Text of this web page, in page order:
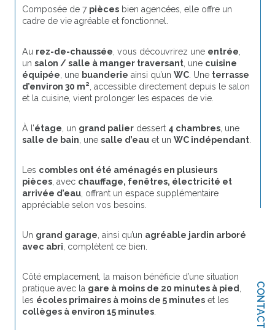
CONTACT
Composée de 7 pièces bien agencées, elle offre un
cadre de vie agréable et fonctionnel.
Au rez-de-chaussée , vous découvrirez une entrée
un salon / salle à manger traversant , une cuisine
équipée , une buanderie ainsi qu’un WC . Une terrasse
d’environ 30 m² , accessible directement depuis le salon
et la cuisine, vient prolonger les espaces de vie.
À l’étage , un grand palier dessert 4 chambres , une
salle de bain , une salle d’eau et un WC indépendant
Les combles ont été aménagés en plusieurs
pièces , avec chauffage, fenêtres, électricité et
arrivée d’eau , offrant un espace supplémentaire
appréciable selon vos besoins.
Un grand garage , ainsi qu’un agréable jardin arboré
avec abri , complètent ce bien.
Côté emplacement, la maison bénéficie d’une situation
pratique avec la gare à moins de 20 minutes à pied
les écoles primaires à moins de 5 minutes et les
collèges à environ 15 minutes